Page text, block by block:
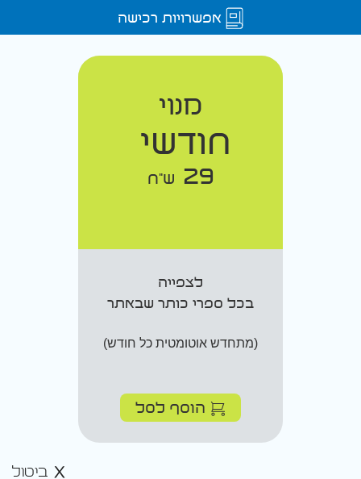
אפשרויות רכישה
מנוי
חודשי
29 ש"ח
לצפייה
בכל ספרי כותר שבאתר
(מתחדש אוטומטית כל חודש)
הוסף לסל
ביטול